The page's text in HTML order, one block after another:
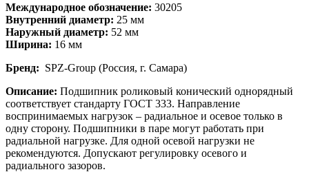
Международное обозначение: 30205
Внутренний диаметр: 25 мм
Наружный диаметр: 52 мм
Ширина: 16 мм
Бренд: SPZ-Group (Россия, г. Самара)
Описание: Подшипник роликовый конический однорядный
соответствует стандарту ГОСТ 333. Направление
воспринимаемых нагрузок – радиальное и осевое только в
одну сторону. Подшипники в паре могут работать при
радиальной нагрузке. Для одной осевой нагрузки не
рекомендуются. Допускают регулировку осевого и
радиального зазоров.